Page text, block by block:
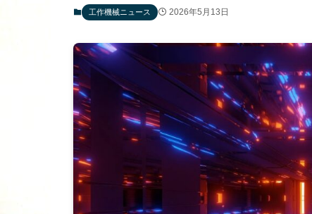
工作機械ニュース 2026年5月13日